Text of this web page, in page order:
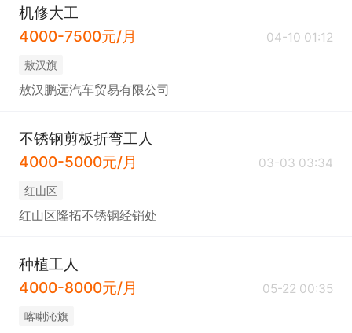
机修大工
4000-7500元/月
04-10 01:12
敖汉旗
敖汉鹏远汽车贸易有限公司
不锈钢剪板折弯工人
4000-5000元/月
03-03 03:34
红山区
红山区隆拓不锈钢经销处
种植工人
4000-8000元/月
05-22 00:35
喀喇沁旗